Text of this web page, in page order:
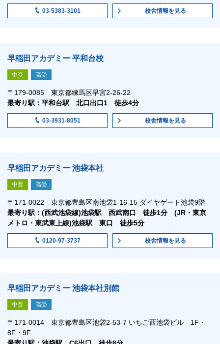
03-5383-3101 校舎情報を見る
早稲田アカデミー 平和台校
中受 高受
〒179-0085 東京都練馬区早宮2-26-22
最寄り駅：平和台駅 北口出口1 徒歩4分
03-3931-8051 校舎情報を見る
早稲田アカデミー 池袋本社
中受 高受
〒171-0022 東京都豊島区南池袋1-16-15 ダイヤゲート池袋9階
最寄り駅：(西武池袋線)池袋駅 西武南口 徒歩1分 (JR・東京
メトロ・東武東上線)池袋駅 東口 徒歩5分
0120-97-3737 校舎情報を見る
早稲田アカデミー 池袋本社別館
中受 高受
〒171-0014 東京都豊島区池袋2-53-7 いちご西池袋ビル 1F・
8F・9F